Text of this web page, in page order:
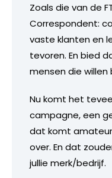
Zoals die van de
Correspondent:
vaste klanten en
tevoren. En bied
mensen die willen
Nu komt het
campagne, een
dat komt
over. En dat
jullie merk/bedrijf.